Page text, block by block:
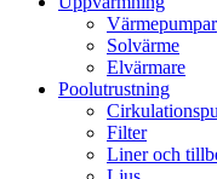
Värmepumpar
Solvärme
Elvärmare
Poolutrustning
Filter
Liner och